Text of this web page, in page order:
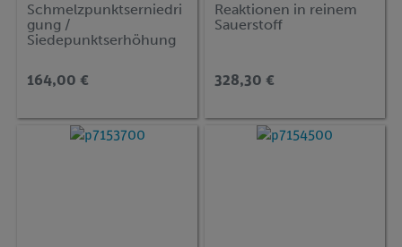
Schmelzpunktserniedri
gung /
Siedepunktserhöhung
164,00 €
Reaktionen in reinem
Sauerstoff
328,30 €